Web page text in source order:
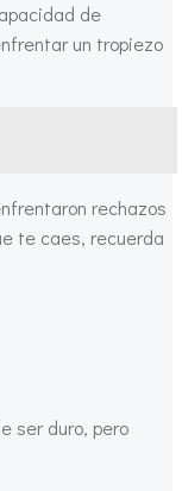
de
un tropiezo
rechazos
te caes, recuerda
ser duro, pero